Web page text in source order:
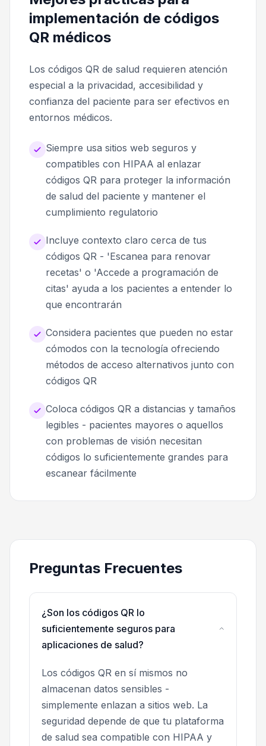
implementación de códigos
QR médicos
Los códigos QR de salud requieren atención
especial a la privacidad, accesibilidad y
confianza del paciente para ser efectivos en
entornos médicos.
Siempre usa sitios web seguros y
compatibles con HIPAA al enlazar
códigos QR para proteger la información
de salud del paciente y mantener el
cumplimiento regulatorio
Incluye contexto claro cerca de tus
códigos QR - 'Escanea para renovar
recetas' o 'Accede a programación de
citas' ayuda a los pacientes a entender lo
que encontrarán
Considera pacientes que pueden no estar
cómodos con la tecnología ofreciendo
métodos de acceso alternativos junto con
códigos QR
Coloca códigos QR a distancias y tamaños
legibles - pacientes mayores o aquellos
con problemas de visión necesitan
códigos lo suficientemente grandes para
escanear fácilmente
Preguntas Frecuentes
¿Son los códigos QR lo
suficientemente seguros para
aplicaciones de salud?
Los códigos QR en sí mismos no
almacenan datos sensibles -
simplemente enlazan a sitios web. La
seguridad depende de que tu plataforma
de salud sea compatible con HIPAA y